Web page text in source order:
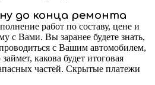
до конца ремонта
работ по составу, цене и
с Вами. Вы заранее будете знать,
с Вашим автомобилем,
какова будет итоговая
частей. Скрытые платежи